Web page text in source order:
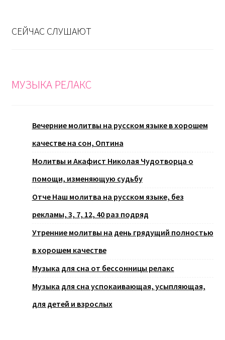
СЕЙЧАС СЛУШАЮТ
МУЗЫКА РЕЛАКС
Вечерние молитвы на русском языке в хорошем
качестве на сон, Оптина
Молитвы и Акафист Николая Чудотворца о
помощи, изменяющую судьбу
Отче Наш молитва на русском языке, без
рекламы, 3, 7, 12, 40 раз подряд
Утренние молитвы на день грядущий полностью
в хорошем качестве
Музыка для сна от бессонницы релакс
Музыка для сна успокаивающая, усыпляющая,
для детей и взрослых